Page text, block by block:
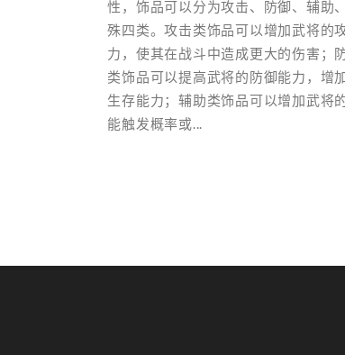
性，饰品可以分为攻击、防御、辅助
殊四类。攻击类饰品可以增加武将的
力，使其在战斗中造成更大的伤害；
类饰品可以提高武将的防御能力，增
生存能力；辅助类饰品可以增加武将
能触发概率或...